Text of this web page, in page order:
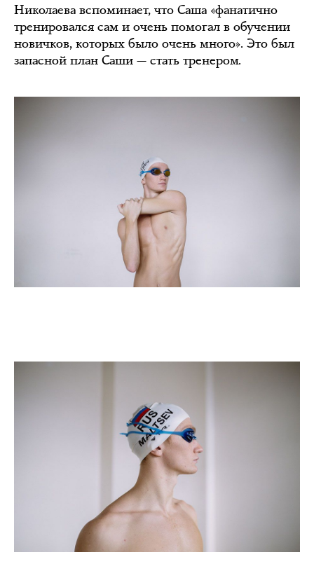
Николаева вспоминает, что Саша «фанатично
тренировался сам и очень помогал в обучении
новичков, которых было очень много». Это был
запасной план Саши — стать тренером.